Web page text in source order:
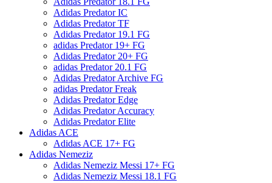
Adidas Predator IC
Adidas Predator TF
Adidas Predator 19.1 FG
adidas Predator 19+ FG
Adidas Predator 20+ FG
adidas Predator 20.1 FG
Adidas Predator Archive FG
adidas Predator Freak
Adidas Predator Edge
Adidas Predator Accuracy
Adidas Predator Elite
Adidas ACE
Adidas ACE 17+ FG
Adidas Nemeziz
Adidas Nemeziz Messi 17+ FG
Adidas Nemeziz Messi 18.1 FG